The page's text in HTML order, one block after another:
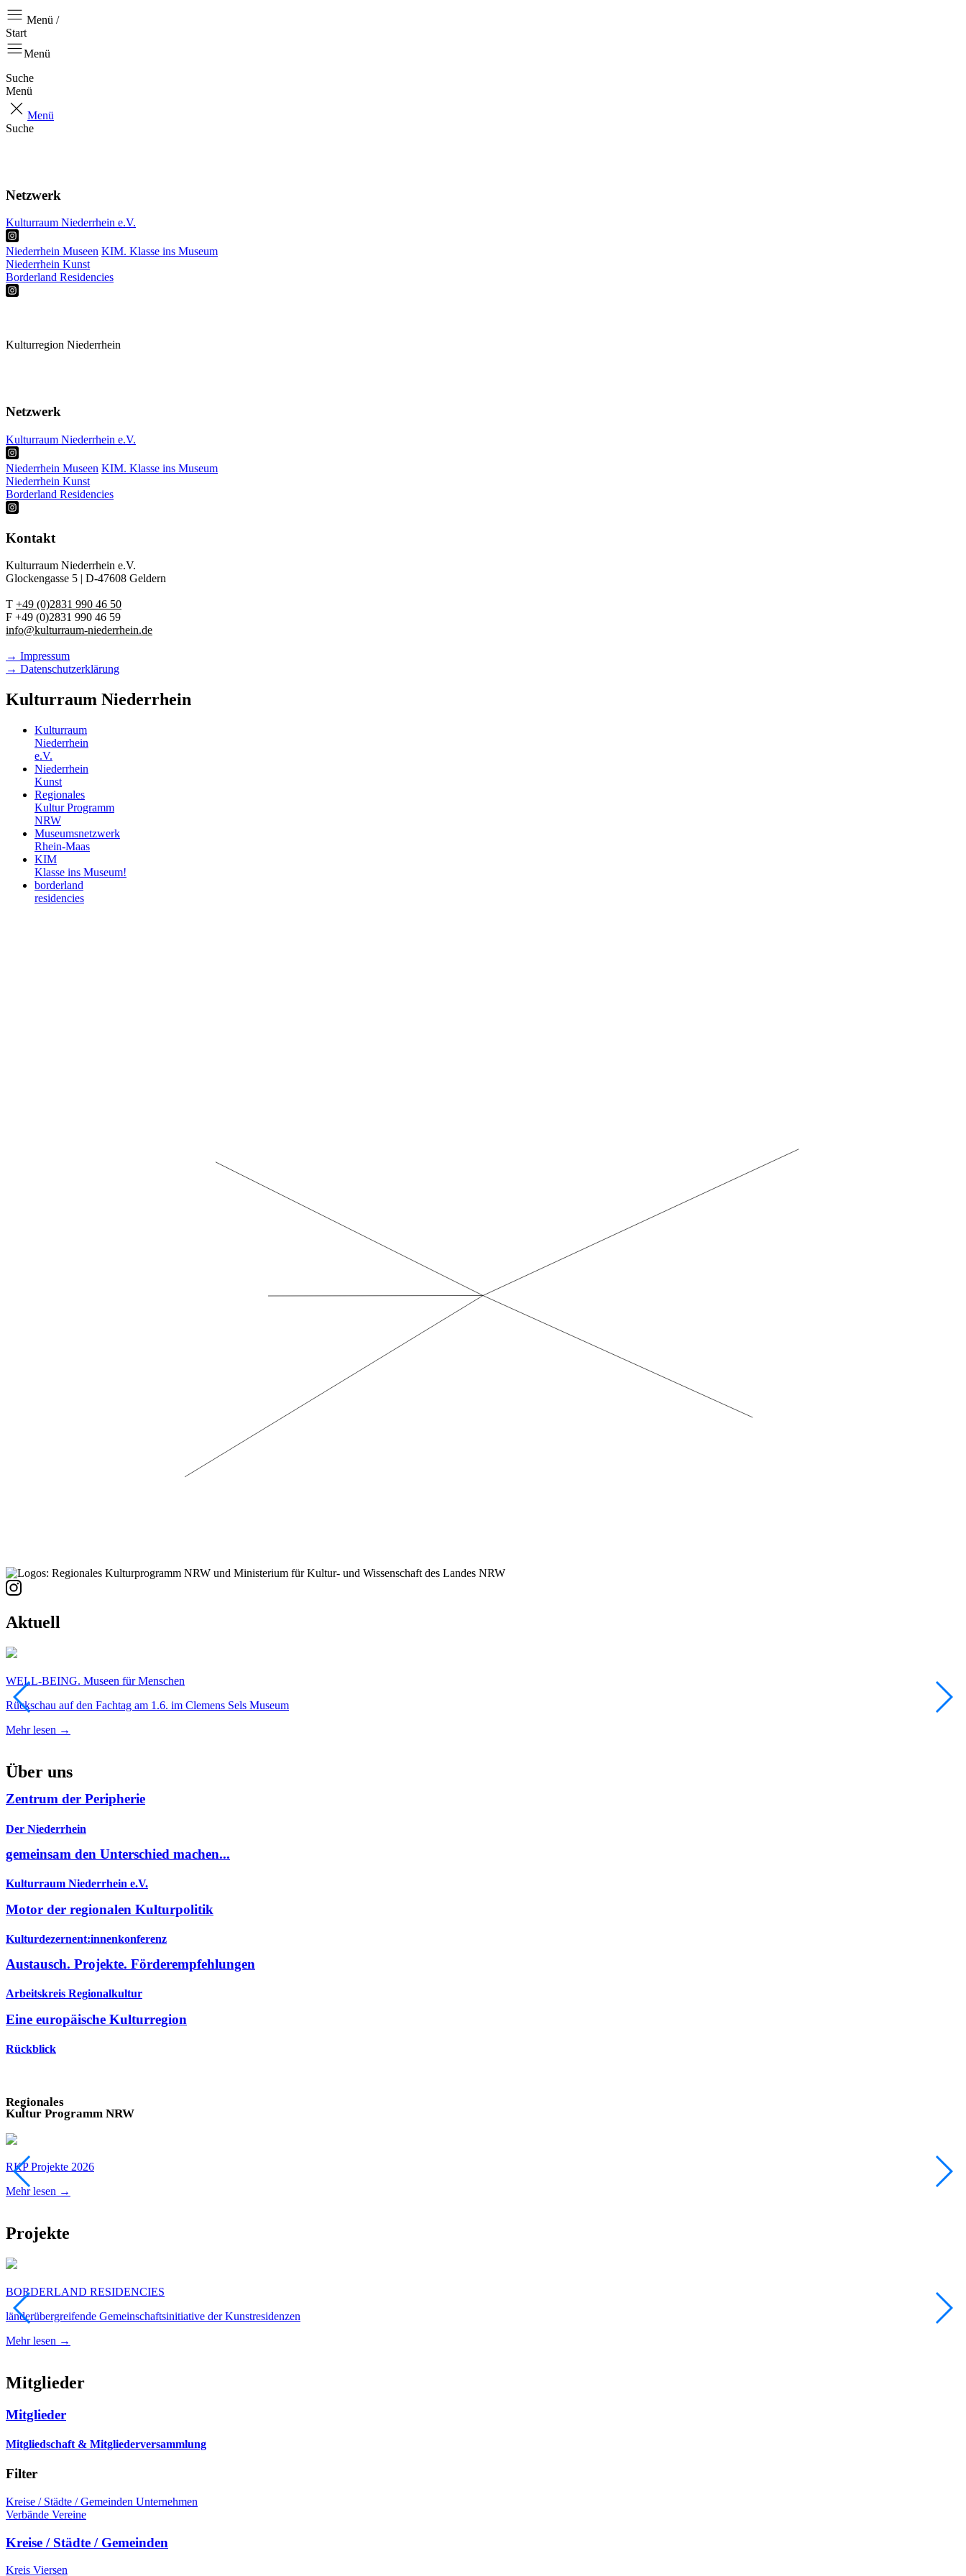
Menü /
Start
Menü
Suche
Menü
Menü
Suche
Netzwerk
Kulturraum Niederrhein e.V.
Niederrhein Museen KIM. Klasse ins Museum
Niederrhein Kunst
Borderland Residencies
Kulturregion Niederrhein
Netzwerk
Kulturraum Niederrhein e.V.
Niederrhein Museen KIM. Klasse ins Museum
Niederrhein Kunst
Borderland Residencies
Kontakt
Kulturraum Niederrhein e.V.
Glockengasse 5 | D-47608 Geldern
T +49 (0)2831 990 46 50
F +49 (0)2831 990 46 59
info@kulturraum-niederrhein.de
→ Impressum
→ Datenschutzerklärung
Kulturraum Niederrhein
Kulturraum
Niederrhein
e.V.
Niederrhein
Kunst
Regionales
Kultur Programm
NRW
Museumsnetzwerk
Rhein-Maas
KIM
Klasse ins Museum!
borderland
residencies
Aktuell
WELL-BEING. Museen für Menschen
Rückschau auf den Fachtag am 1.6. im Clemens Sels Museum
Mehr lesen →
Über uns
Zentrum der Peripherie
Der Niederrhein
gemeinsam den Unterschied machen...
Kulturraum Niederrhein e.V.
Motor der regionalen Kulturpolitik
Kulturdezernent:innenkonferenz
Austausch. Projekte. Förderempfehlungen
Arbeitskreis Regionalkultur
Eine europäische Kulturregion
Rückblick
Regionales
Kultur Programm NRW
RKP Projekte 2026
Mehr lesen →
Projekte
BORDERLAND RESIDENCIES
länderübergreifende Gemeinschaftsinitiative der Kunstresidenzen
Mehr lesen →
Mitglieder
Mitglieder
Mitgliedschaft & Mitgliederversammlung
Filter
Kreise / Städte / Gemeinden Unternehmen
Verbände Vereine
Kreise / Städte / Gemeinden
Kreis Viersen